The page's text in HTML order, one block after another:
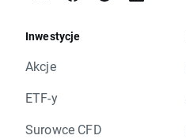
Inwestycje
Akcje
ETF-y
Surowce CFD